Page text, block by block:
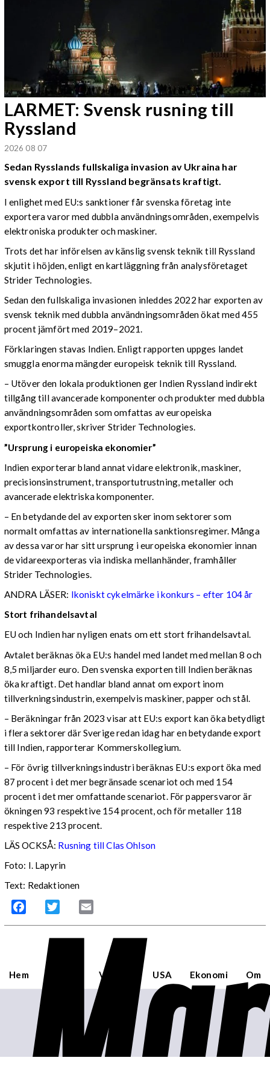
LARMET: Svensk rusning till
Ryssland
2026 08 07
Sedan Rysslands fullskaliga invasion av Ukraina har
svensk export till Ryssland begränsats kraftigt.
I enlighet med EU:s sanktioner får svenska företag inte
exportera varor med dubbla användningsområden, exempelvis
elektroniska produkter och maskiner.
Trots det har införelsen av känslig svensk teknik till Ryssland
skjutit i höjden, enligt en kartläggning från analysföretaget
Strider Technologies.
Sedan den fullskaliga invasionen inleddes 2022 har exporten av
svensk teknik med dubbla användningsområden ökat med 455
procent jämfört med 2019–2021.
Förklaringen stavas Indien. Enligt rapporten uppges landet
smuggla enorma mängder europeisk teknik till Ryssland.
– Utöver den lokala produktionen ger Indien Ryssland indirekt
tillgång till avancerade komponenter och produkter med dubbla
användningsområden som omfattas av europeiska
exportkontroller, skriver Strider Technologies.
”Ursprung i europeiska ekonomier”
Indien exporterar bland annat vidare elektronik, maskiner,
precisionsinstrument, transportutrustning, metaller och
avancerade elektriska komponenter.
– En betydande del av exporten sker inom sektorer som
normalt omfattas av internationella sanktionsregimer. Många
av dessa varor har sitt ursprung i europeiska ekonomier innan
de vidareexporteras via indiska mellanhänder, framhåller
Strider Technologies.
ANDRA LÄSER: Ikoniskt cykelmärke i konkurs – efter 104 år
Stort frihandelsavtal
EU och Indien har nyligen enats om ett stort frihandelsavtal.
Avtalet beräknas öka EU:s handel med landet med mellan 8 och
8,5 miljarder euro. Den svenska exporten till Indien beräknas
öka kraftigt. Det handlar bland annat om export inom
tillverkningsindustrin, exempelvis maskiner, papper och stål.
– Beräkningar från 2023 visar att EU:s export kan öka betydligt
i flera sektorer där Sverige redan idag har en betydande export
till Indien, rapporterar Kommerskollegium.
– För övrig tillverkningsindustri beräknas EU:s export öka med
87 procent i det mer begränsade scenariot och med 154
procent i det mer omfattande scenariot. För pappersvaror är
ökningen 93 respektive 154 procent, och för metaller 118
respektive 213 procent.
LÄS OCKSÅ: Rusning till Clas Ohlson
Foto: I. Lapyrin
Text: Redaktionen
Facebook Twitter
Hem Världen USA Ekonomi Om